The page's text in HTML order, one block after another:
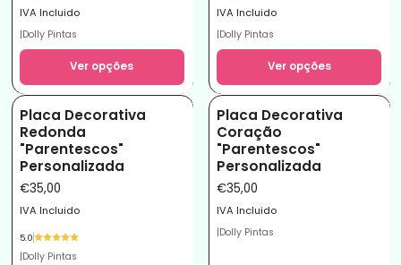
IVA Incluido
|Dolly Pintas
Ver opções
IVA Incluido
|Dolly Pintas
Ver opções
Placa Decorativa
Redonda
"Parentescos"
Personalizada
€35,00
IVA Incluido
5.0
|Dolly Pintas
Placa Decorativa
Coração
"Parentescos"
Personalizada
€35,00
IVA Incluido
|Dolly Pintas